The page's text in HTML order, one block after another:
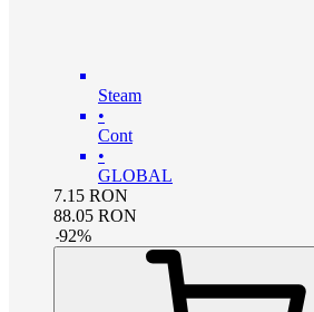
Steam
•
Cont
•
GLOBAL
7.15 RON
88.05 RON
-92%